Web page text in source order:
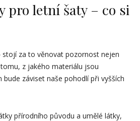
pro letní šaty – co si
stojí za to věnovat pozornost nejen
z jakého materiálu jsou
bude záviset naše pohodlí při vyšších
přírodního původu a umělé látky,